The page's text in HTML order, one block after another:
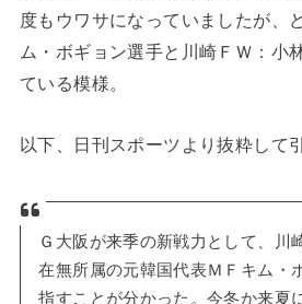
度もウワサになっていましたが、
ム・ボギョン選手と川崎ＦＷ：小
ている模様。
以下、日刊スポーツより抜粋して
Ｇ大阪が来季の新戦力として、川
在無所属の元韓国代表ＭＦキム・
指すことが分かった。今冬か来夏